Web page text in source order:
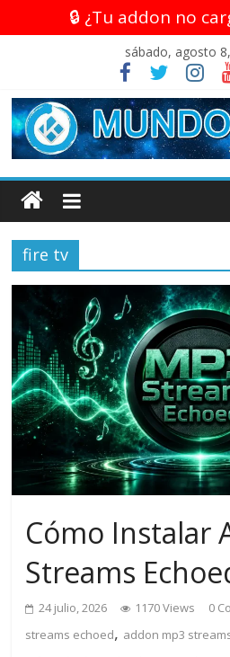
🔒 ¿Tu addon no
sábado, agosto
fire tv
Cómo Instalar
Streams
24 julio, 2026 1170 Views 0
streams echoed, addon mp3